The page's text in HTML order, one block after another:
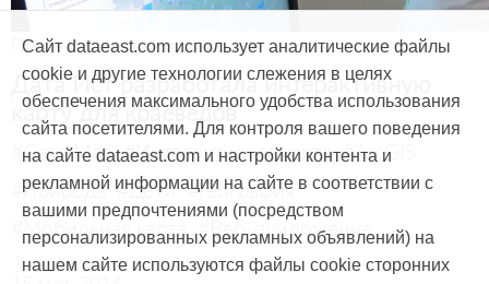
Продукты и услуги
Дата Ист разработала интерактивную
карту для краеведов
#CarryMap #Интерактивная карта #ArcGIS
#Природа #Дети #География
#Мобильная карта #Веб-приложение
Сайт dataeast.com использует аналитические файлы
cookie и другие технологии слежения в целях
обеспечения максимального удобства использования
сайта посетителями. Для контроля вашего поведения
на сайте dataeast.com и настройки контента и
рекламной информации на сайте в соответствии с
вашими предпочтениями (посредством
персонализированных рекламных объявлений) на
нашем сайте используются файлы cookie сторонних